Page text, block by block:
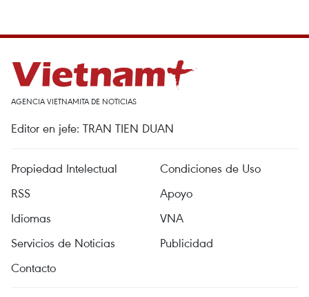
AGENCIA VIETNAMITA DE NOTICIAS
Editor en jefe: TRAN TIEN DUAN
Propiedad Intelectual
Condiciones de Uso
RSS
Apoyo
Idiomas
VNA
Servicios de Noticias
Publicidad
Contacto